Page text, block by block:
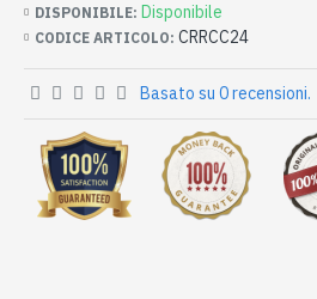
DISPONIBILE: Disponibile
CODICE ARTICOLO: CRRCC24
Basato su 0 recensioni.